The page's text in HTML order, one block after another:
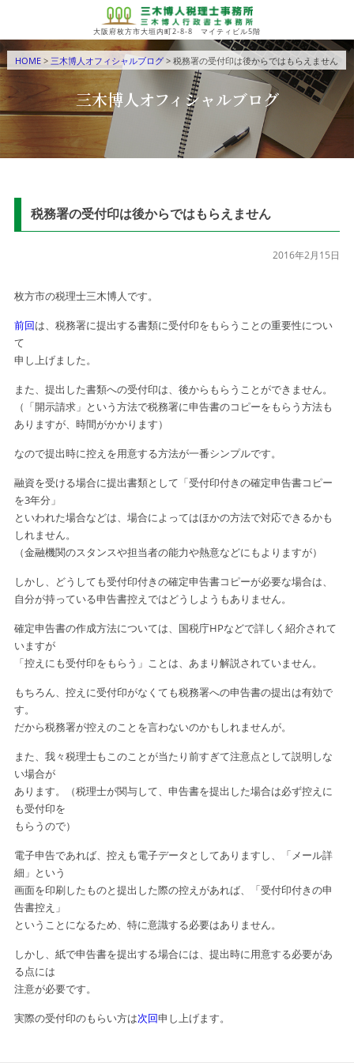
大阪府枚方市大垣内町2-8-8 マイティビル5階
HOME> 三木博人オフィシャルブログ> 税務署の受付印は後からではもらえません
三木博人オフィシャルブログ
税務署の受付印は後からではもらえません
2016年2月15日
枚方市の税理士三木博人です。
前回は、税務署に提出する書類に受付印をもらうことの重要性につい
て
申し上げました。
また、提出した書類への受付印は、後からもらうことができません。
（「開示請求」という方法で税務署に申告書のコピーをもらう方法も
ありますが、時間がかかります）
なので提出時に控えを用意する方法が一番シンプルです。
融資を受ける場合に提出書類として「受付印付きの確定申告書コピー
を3年分」
といわれた場合などは、場合によってはほかの方法で対応できるかも
しれません。
（金融機関のスタンスや担当者の能力や熱意などにもよりますが）
しかし、どうしても受付印付きの確定申告書コピーが必要な場合は、
自分が持っている申告書控えではどうしようもありません。
確定申告書の作成方法については、国税庁HPなどで詳しく紹介されて
いますが
「控えにも受付印をもらう」ことは、あまり解説されていません。
もちろん、控えに受付印がなくても税務署への申告書の提出は有効で
す。
だから税務署が控えのことを言わないのかもしれませんが。
また、我々税理士もこのことが当たり前すぎて注意点として説明しな
い場合が
あります。（税理士が関与して、申告書を提出した場合は必ず控えに
も受付印を
もらうので）
電子申告であれば、控えも電子データとしてありますし、「メール詳
細」という
画面を印刷したものと提出した際の控えがあれば、「受付印付きの申
告書控え」
ということになるため、特に意識する必要はありません。
しかし、紙で申告書を提出する場合には、提出時に用意する必要があ
る点には
注意が必要です。
実際の受付印のもらい方は次回申し上げます。